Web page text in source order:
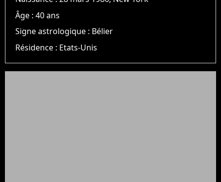
Âge :40 ans
Signe astrologique : Bélier
Résidence : Etats-Unis